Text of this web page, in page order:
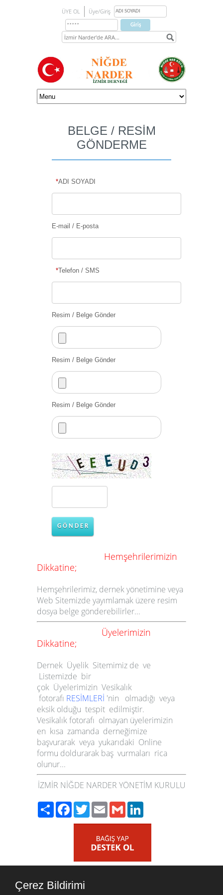
ÜYE OL Üye/Giriş
BELGE / RESİM
GÖNDERME
*ADI SOYADI
E-mail / E-posta
*Telefon / SMS
Resim / Belge Gönder
Resim / Belge Gönder
Resim / Belge Gönder
G Ö N D E R
Hemşehrilerimizin
Dikkatine;
Hemşehrilerimiz, dernek yönetimine veya
Web Sitemizde yayımlamak üzere resim
dosya belge gönderebilirler...
Üyelerimizin
Dikkatine;
Dernek Üyelik Sitemimiz de ve
Listemizde bir
çok Üyelerimizin Vesikalık
fotorafı RESİMLERİ 'nin olmadığı veya
eksik olduğu tespit edilmiştir.
Vesikalık fotorafı olmayan üyelerimizin
en kısa zamanda derneğimize
başvurarak veya yukarıdaki Online
formu doldurarak baş vurmaları rica
olunur...
İZMİR NİĞDE NARDER YÖNETİM KURULU
PaylaşFacebook
TwitterEmailGmail
Çerez Bildirimi